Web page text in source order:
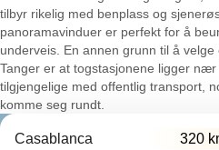
tilbyr rikelig med benplass og
panoramavinduer er perfekt for å
underveis. En annen grunn til å
Tanger er at togstasjonene ligger
tilgjengelige med offentlig transport,
komme seg rundt.
Casablanca 320